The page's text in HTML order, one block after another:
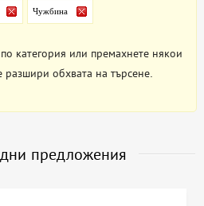
Чужбина
категория или премахнете някои
разшири обхвата на търсене.
предложения